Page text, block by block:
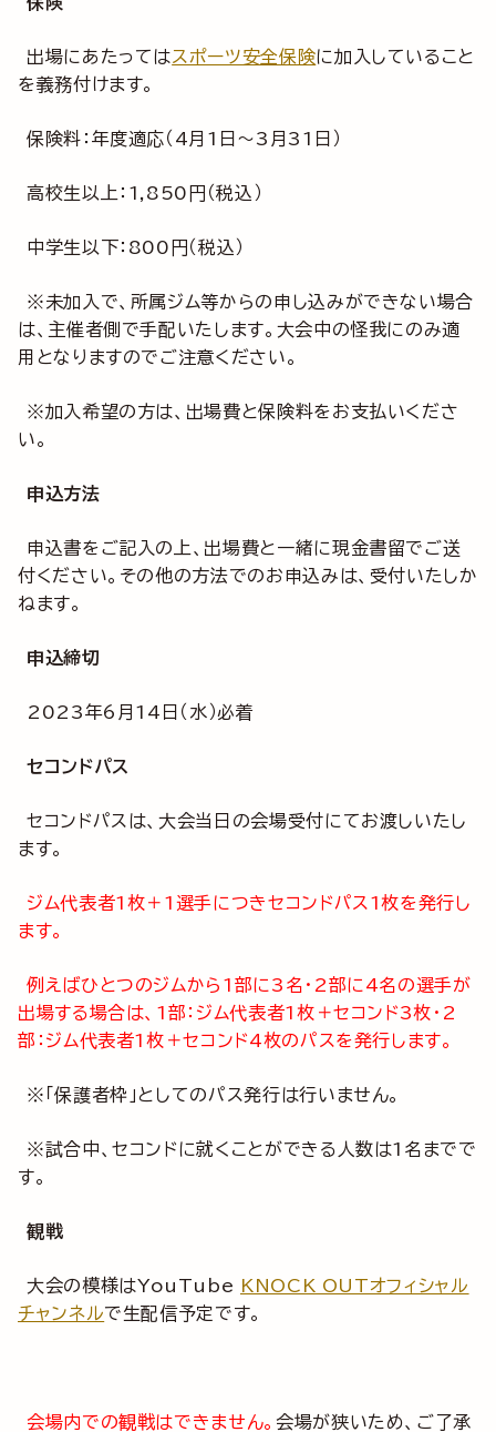
出場にあたってはスポーツ安全保険に加入していること
を義務付けます。
保険料：年度適応（4月1日～3月31日）
高校生以上：1,850円（税込）
中学生以下：800円（税込）
※未加入で、所属ジム等からの申し込みができない場合
は、主催者側で手配いたします。大会中の怪我にのみ適
用となりますのでご注意ください。
※加入希望の方は、出場費と保険料をお支払いくださ
い。
申込方法
申込書をご記入の上、出場費と一緒に現金書留でご送
付ください。その他の方法でのお申込みは、受付いたしか
ねます。
申込締切
2023年6月14日（水）必着
セコンドパス
セコンドパスは、大会当日の会場受付にてお渡しいたし
ます。
ジム代表者1枚＋1選手につきセコンドパス1枚を発行し
ます。
例えばひとつのジムから1部に3名・2部に4名の選手が
出場する場合は、1部：ジム代表者1枚＋セコンド3枚・2
部：ジム代表者1枚＋セコンド4枚のパスを発行します。
※「保護者枠」としてのパス発行は行いません。
※試合中、セコンドに就くことができる人数は1名までで
す。
観戦
大会の模様はYouTube
KNOCK OUTオフィシャル
チャンネルで生配信予定です。
会場内での観戦はできません。 会場が狭いため、ご了承